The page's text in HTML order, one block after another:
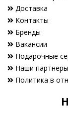
Доставка
Контакты
Бренды
Вакансии
Подарочные
Наши партнеры
Политика в